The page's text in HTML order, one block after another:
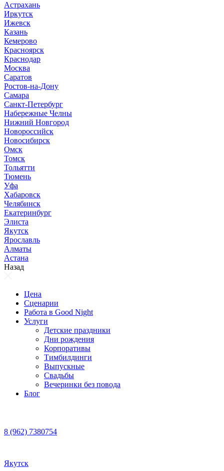
Астрахань
Иркутск
Ижевск
Казань
Кемерово
Красноярск
Краснодар
Москва
Саратов
Ростов-на-Дону
Самара
Санкт-Петербург
Набережные Челны
Нижний Новгород
Новороссийск
Новосибирск
Омск
Томск
Тольятти
Тюмень
Уфа
Хабаровск
Челябинск
Екатеринбург
Элиста
Якутск
Ярославль
Алматы
Астана
Назад
Цена
Сценарии
Работа в Good Night
Услуги
Детские праздники
Дни рождения
Корпоративы
Тимбилдинги
Выпускные
Свадьбы
Вечеринки без повода
Блог
8 (962) 7380754
Якутск